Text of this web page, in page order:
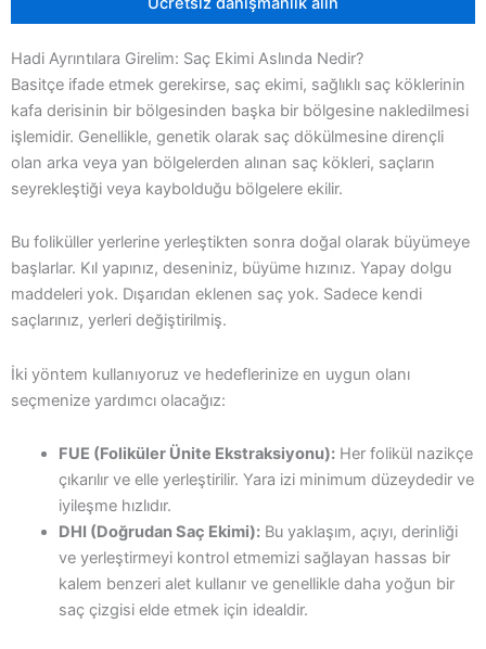
Hadi Ayrıntılara Girelim: Saç Ekimi Aslında Nedir?
Basitçe ifade etmek gerekirse, saç ekimi, sağlıklı saç köklerinin
kafa derisinin bir bölgesinden başka bir bölgesine nakledilmesi
işlemidir. Genellikle, genetik olarak saç dökülmesine dirençli
olan arka veya yan bölgelerden alınan saç kökleri, saçların
seyrekleştiği veya kaybolduğu bölgelere ekilir.
Bu foliküller yerlerine yerleştikten sonra doğal olarak büyümeye
başlarlar. Kıl yapınız, deseniniz, büyüme hızınız. Yapay dolgu
maddeleri yok. Dışarıdan eklenen saç yok. Sadece kendi
saçlarınız, yerleri değiştirilmiş.
İki yöntem kullanıyoruz ve hedeflerinize en uygun olanı
seçmenize yardımcı olacağız:
FUE (Foliküler Ünite Ekstraksiyonu):Her folikül nazikçe
çıkarılır ve elle yerleştirilir. Yara izi minimum düzeydedir ve
iyileşme hızlıdır.
DHI (Doğrudan Saç Ekimi):Bu yaklaşım, açıyı, derinliği
ve yerleştirmeyi kontrol etmemizi sağlayan hassas bir
kalem benzeri alet kullanır ve genellikle daha yoğun bir
saç çizgisi elde etmek için idealdir.